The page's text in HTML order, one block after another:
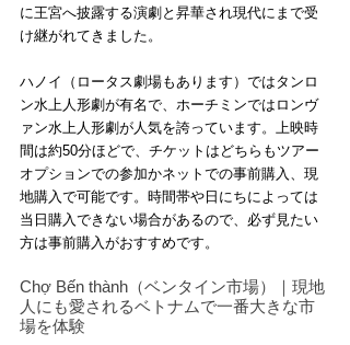
に王宮へ披露する演劇と昇華され現代にまで受
け継がれてきました。
ハノイ（ロータス劇場もあります）ではタンロ
ン水上人形劇が有名で、ホーチミンではロンヴ
ァン水上人形劇が人気を誇っています。上映時
間は約50分ほどで、チケットはどちらもツアー
オプションでの参加かネットでの事前購入、現
地購入で可能です。時間帯や日にちによっては
当日購入できない場合があるので、必ず見たい
方は事前購入がおすすめです。
Chợ Bến thành（ベンタイン市場）｜現地
人にも愛されるベトナムで一番大きな市
場を体験